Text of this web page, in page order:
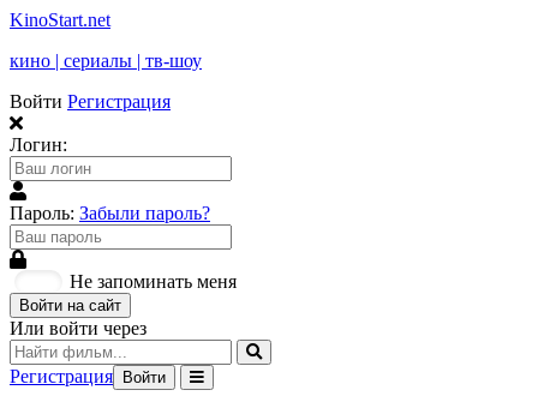
KinoStart.net
кино | сериалы | тв-шоу
Войти Регистрация
Логин:
Пароль: Забыли пароль?
Не запоминать меня
Войти на сайт
Или войти через
Регистрация Войти